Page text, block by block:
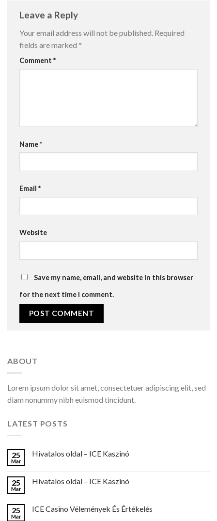
Leave a Reply
Your email address will not be published. Required
fields are marked *
Comment *
Name*
Email *
Website
Save my name, email, and website in this browser
for the next time I comment.
ABOUT
Lorem ipsum dolor sit amet, consectetuer adipiscing elit, sed
diam nonummy nibh euismod tincidunt.
LATEST POSTS
25
Mar
Hivatalos oldal – ICE Kaszinó
25
Mar
Hivatalos oldal – ICE Kaszinó
25
Mar
ICE Casino Vélemények És Értékelés